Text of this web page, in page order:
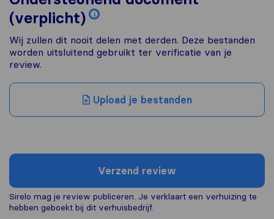
(verplicht)
i
Wij zullen dit nooit delen met derden. Deze bestanden
worden uitsluitend gebruikt ter verificatie van je
review.
Upload je bestanden
Verzend review
Sirelo mag je review publiceren. Je verklaart een verhuizing te
hebben geboekt bij dit verhuisbedrijf.